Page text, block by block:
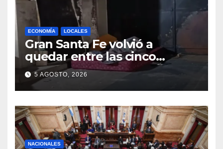
ECONOMÍA LOCALES
Gran Santa Fe volvió a
quedar entre las cinco
regiones con más pobreza
del país
5 AGOSTO, 2026
NACIONALES